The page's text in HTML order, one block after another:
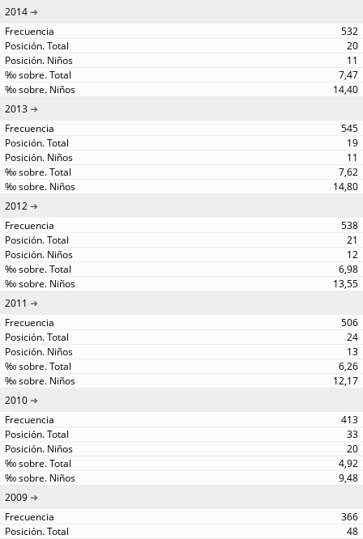
2014
532
20
11
7,47
14,40
2013
545
19
11
7,62
14,80
2012
538
21
12
6,98
13,55
2011
506
24
13
6,26
12,17
2010
413
33
20
4,92
9,48
2009
366
48